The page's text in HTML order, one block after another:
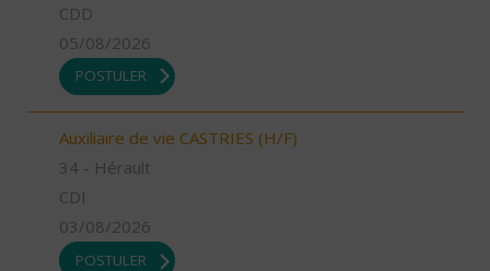
CDD
05/08/2026
POSTULER
Auxiliaire de vie CASTRIES (H/F)
34 - Hérault
CDI
03/08/2026
POSTULER